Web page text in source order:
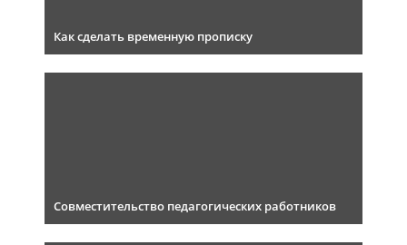
Как сделать временную прописку
Совместительство педагогических работников